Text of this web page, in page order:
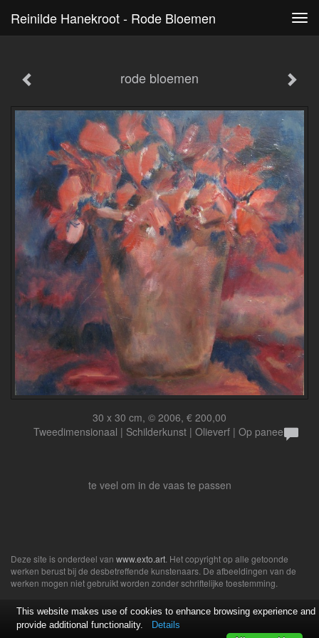
Reinilde Hanekroot - Rode Bloemen
rode bloemen
30 x 30 cm, © 2006, € 200,00
Tweedimensionaal | Schilderkunst | Olieverf | Op paneel
te veel om in de vaas te passen
Deze site is onderdeel van www.exto.art . Het copyright op alle getoonde
werken berust bij de desbetreffende kunstenaars. De afbeeldingen van de
werken mogen niet gebruikt worden zonder schriftelijke toestemming.
This website makes use of cookies to enhance browsing experience and
provide additional functionality.
Details